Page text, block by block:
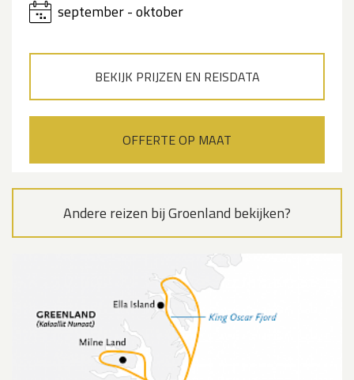
september - oktober
BEKIJK PRIJZEN EN REISDATA
OFFERTE OP MAAT
Andere reizen bij Groenland bekijken?